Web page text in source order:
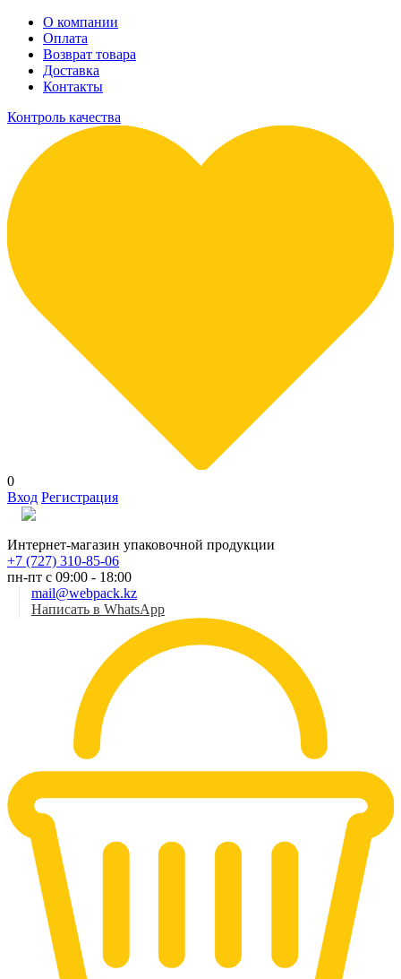
О компании
Оплата
Возврат товара
Доставка
Контакты
Контроль качества
0
Вход Регистрация
Интернет-магазин упаковочной продукции
+7 (727) 310-85-06
пн-пт с 09:00 - 18:00
mail@webpack.kz
Написать в WhatsApp